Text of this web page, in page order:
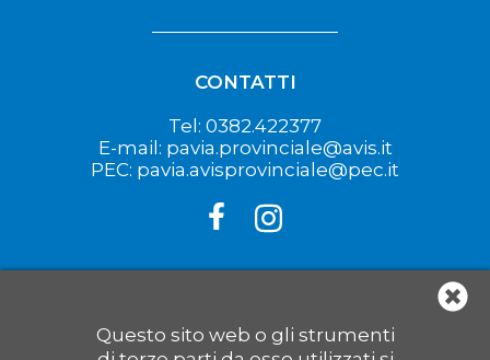
Questo sito web o gli strumenti
CONTATTI
Tel: 0382.422377
E-mail: pavia.provinciale@avis.it
PEC: pavia.avisprovinciale@pec.it
LINK UTILI